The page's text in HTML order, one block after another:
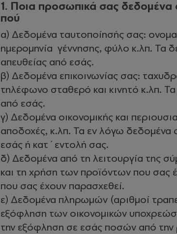
1. Ποια προσωπικά σας δεδομένα
πού
α) Δεδομένα ταυτοποίησής σας:
ημερομηνία γέννησης, φύλο κ.λπ. Τα
απευθείας από εσάς.
β) Δεδομένα επικοινωνίας σας:
τηλέφωνο σταθερό και κινητό κ.λπ.
από εσάς.
γ) Δεδομένα οικονομικής και
αποδοχές, κ.λπ. Τα εν λόγω δεδομένα
εσάς ή κατ΄εντολή σας.
δ) Δεδομένα από τη λειτουργία της
και τη χρήση των προϊόντων που σας
που σας έχουν παρασχεθεί.
ε) Δεδομένα πληρωμών (αριθμοί
εξόφληση των οικονομικών
την εξόφληση σε εσάς ποσών από